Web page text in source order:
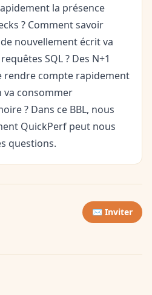
la présence
? Comment savoir
nouvellement écrit va
SQL ? Des N+1
rendre compte rapidement
va consommer
? Dans ce BBL, nous
QuickPerf peut nous
questions.
✉️ Inviter